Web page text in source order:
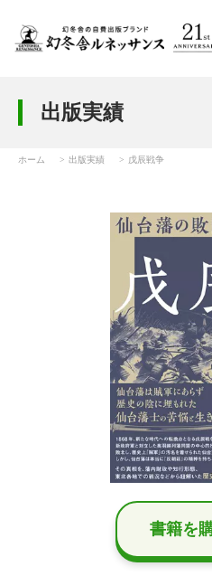
出版実績
ホーム 出版実績 戊辰戦争
書籍を